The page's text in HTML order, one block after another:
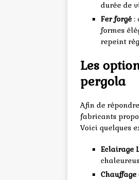
durée de
Fer forgé :
formes
repeint
Les
pergola
Afin de
fabricants
Voici quelques
Eclairage